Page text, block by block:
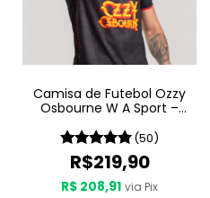
Camisa de Futebol Ozzy
Osbourne W A Sport –
(50)
R$219,90
R$ 208,91 via Pix